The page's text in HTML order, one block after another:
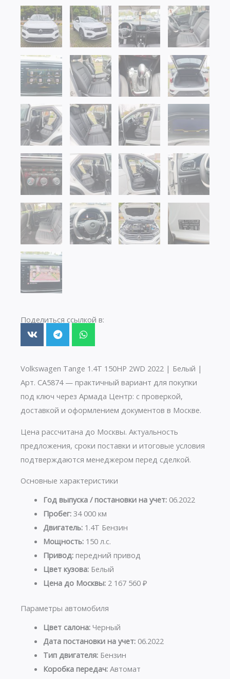
Поделиться ссылкой в:
Volkswagen Tange 1.4T 150HP 2WD 2022 | Белый |
Арт. CA5874 — практичный вариант для покупки
под ключ через Армада Центр: с проверкой,
доставкой и оформлением документов в Москве.
Цена рассчитана до Москвы. Актуальность
предложения, сроки поставки и итоговые условия
подтверждаются менеджером перед сделкой.
Основные характеристики
Год выпуска / постановки на учет:06.2022
Пробег:34 000 км
Двигатель:1.4T Бензин
Мощность:150 л.с.
Привод:передний привод
Цвет кузова:Белый
Цена до Москвы:2 167 560 ₽
Параметры автомобиля
Цвет салона:Черный
Дата постановки на учет:06.2022
Тип двигателя:Бензин
Коробка передач:Автомат